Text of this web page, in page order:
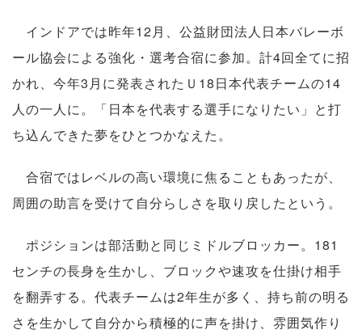
インドアでは昨年12月、公益財団法人日本バレーボ
ール協会による強化・選考合宿に参加。計4回全てに招
かれ、今年3月に発表されたＵ18日本代表チームの14
人の一人に。「日本を代表する選手になりたい」と打
ち込んできた夢をひとつかなえた。
合宿ではレベルの高い環境に焦ることもあったが、
周囲の助言を受けて自分らしさを取り戻したという。
ポジションは部活動と同じミドルブロッカー。181
センチの長身を生かし、ブロックや速攻を仕掛け相手
を翻弄する。代表チームは2年生が多く、持ち前の明る
さを生かして自分から積極的に声を掛け、雰囲気作り